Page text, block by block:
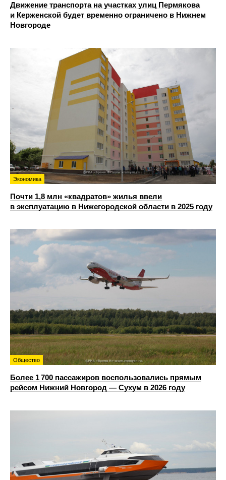
Движение транспорта на участках улиц Пермякова
и Керженской будет временно ограничено в Нижнем
Новгороде
Экономика
Почти 1,8 млн «квадратов» жилья ввели
в эксплуатацию в Нижегородской области в 2025 году
Общество
Более 1 700 пассажиров воспользовались прямым
рейсом Нижний Новгород — Сухум в 2026 году